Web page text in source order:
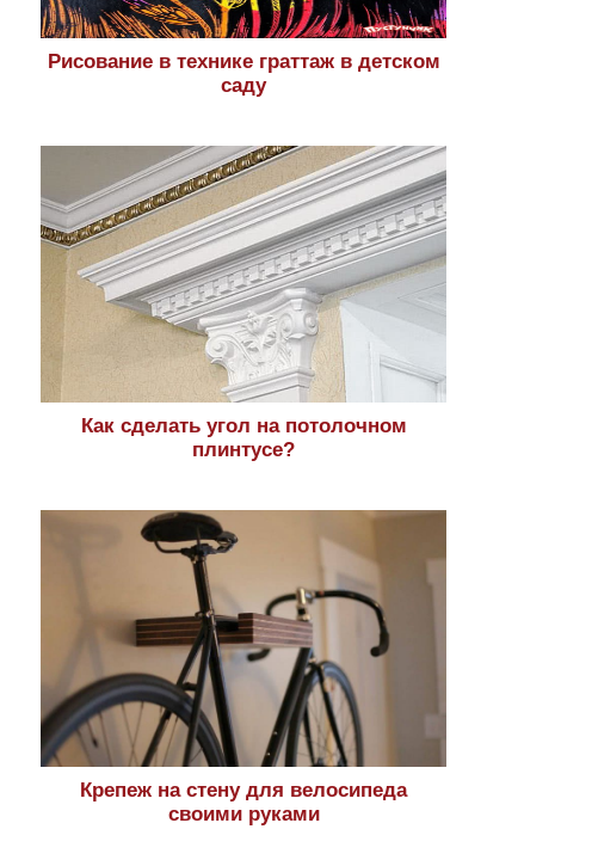
Рисование в технике граттаж в детском
саду
Как сделать угол на потолочном
плинтусе?
Крепеж на стену для велосипеда
своими руками